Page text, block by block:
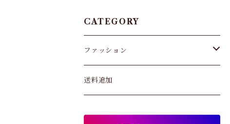
CATEGORY
ファッション
パンツ&スカート
送料追加